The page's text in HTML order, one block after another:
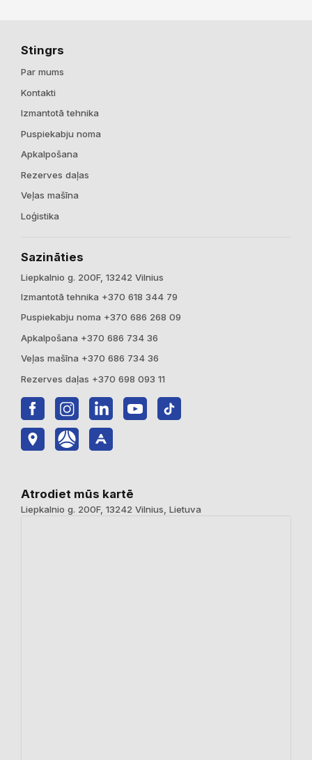
Stingrs
Par mums
Kontakti
Izmantotā tehnika
Puspiekabju noma
Apkalpošana
Rezerves daļas
Veļas mašīna
Loģistika
Sazināties
Liepkalnio g. 200F, 13242 Vilnius
Izmantotā tehnika +370 618 344 79
Puspiekabju noma +370 686 268 09
Apkalpošana +370 686 734 36
Veļas mašīna +370 686 734 36
Rezerves daļas +370 698 093 11
Atrodiet mūs kartē
Liepkalnio g. 200F, 13242 Vilnius, Lietuva